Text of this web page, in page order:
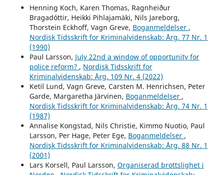
Henning Koch, Karen Thomas, Ragnheiður
Bragadóttir, Heikki Pihlajamäki, Nils Jareborg,
Thorstein Eckhoff, Vagn Greve, Boganmeldelser ,
Nordisk Tidsskrift for Kriminalvidenskab: Årg. 77 Nr. 1
(1990)
Paul Larsson, July 22nd a window of opportunity for
police reform? , Nordisk Tidsskrift for
Kriminalvidenskab: Årg. 109 Nr. 4 (2022)
Ketil Lund, Vagn Greve, Carsten M. Henrichsen, Peter
Garde, Margaretha Järvinen, Boganmeldelser ,
Nordisk Tidsskrift for Kriminalvidenskab: Årg. 74 Nr. 1
(1987)
Annalise Kongstad, Nils Christie, Kimmo Nuotio, Paul
Larsson, Per Hage, Peter Ege, Boganmeldelser ,
Nordisk Tidsskrift for Kriminalvidenskab: Årg. 88 Nr. 1
(2001)
Lars Korsell, Paul Larsson, Organiserad brottslighet i